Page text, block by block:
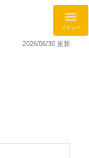
メニュー
2026/06/30 更新